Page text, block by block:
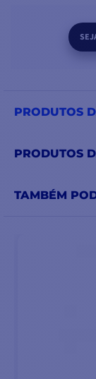
PRODUTOS
PRODUTOS
TAMBÉM